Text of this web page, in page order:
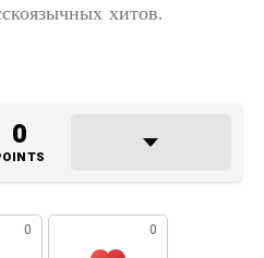
хитов.
0
0 0